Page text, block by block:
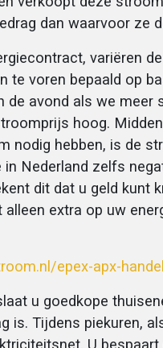
dan waarvoor ze
variëren
te voren bepaald op
de avond als we meer
hoog.
nodig hebben, is de
in Nederland zelfs
dit dat u geld kunt
alleen extra op uw
epex-apx-
u goedkope
is. Tijdens piekuren,
U